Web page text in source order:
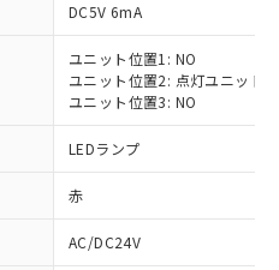
DC5V 6mA
ユニット位置1: NO
ユニット位置2: 点灯ユニット
ユニット位置3: NO
LEDランプ
赤
AC/DC24V